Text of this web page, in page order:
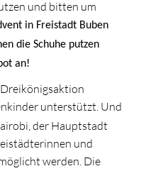
und bitten um
in Freistadt Buben
die Schuhe putzen
an!
unterstützt. Und
der Hauptstadt
und
werden. Die